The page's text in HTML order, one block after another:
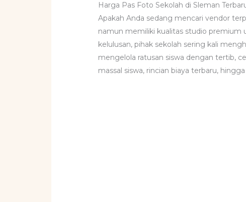
Harga Pas Foto Sekolah di Sleman
Apakah Anda sedang mencari vendor
namun memiliki kualitas studio premium
kelulusan, pihak sekolah sering kali
mengelola ratusan siswa dengan tertib,
massal siswa, rincian biaya terbaru,